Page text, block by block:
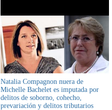
Natalia Compagnon nuera de
Michelle Bachelet es imputada por
delitos de soborno, cohecho,
prevariación y delitos tributarios